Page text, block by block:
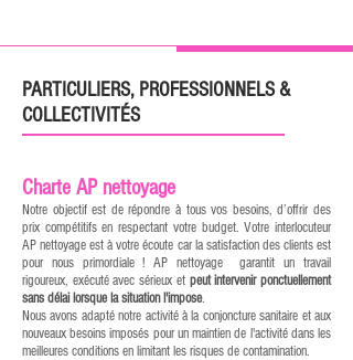
PARTICULIERS, PROFESSIONNELS &
COLLECTIVITÉS
Charte AP nettoyage
Notre objectif est de répondre à tous vos besoins, d’offrir des
prix compétitifs en respectant votre budget. Votre interlocuteur
AP nettoyage est à votre écoute car la satisfaction des clients est
pour nous primordiale ! AP nettoyage garantit un travail
rigoureux, exécuté avec sérieux et peut intervenir ponctuellement
sans délai lorsque la situation l'impose.
Nous avons adapté notre activité à la conjoncture sanitaire et aux
nouveaux besoins imposés pour un maintien de l'activité dans les
meilleures conditions en limitant les risques de contamination.